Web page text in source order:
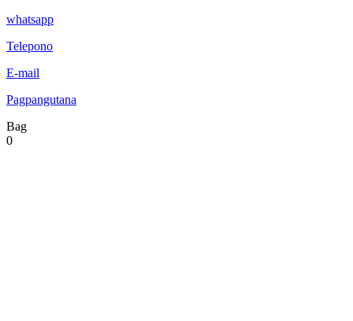
whatsapp
Telepono
E-mail
Pagpangutana
Bag
0